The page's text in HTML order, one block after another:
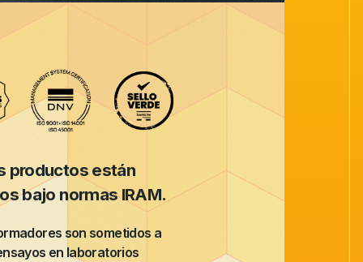
productos están
bajo normas IRAM.
son sometidos a
en laboratorios